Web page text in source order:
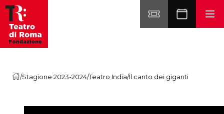
Vai al contenuto
/Stagione 2023-2024/Teatro India/Il canto dei giganti